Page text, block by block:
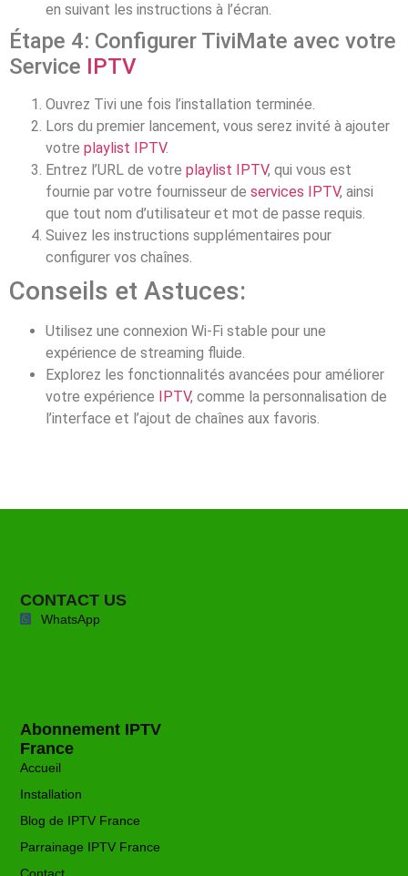
en suivant les instructions à l’écran.
Étape 4: Configurer TiviMate avec votre
Service IPTV
Ouvrez Tivi une fois l’installation terminée.
Lors du premier lancement, vous serez invité à ajouter
votre playlist IPTV.
Entrez l’URL de votre playlist IPTV, qui vous est
fournie par votre fournisseur de services IPTV, ainsi
que tout nom d’utilisateur et mot de passe requis.
Suivez les instructions supplémentaires pour
configurer vos chaînes.
Conseils et Astuces:
Utilisez une connexion Wi-Fi stable pour une
expérience de streaming fluide.
Explorez les fonctionnalités avancées pour améliorer
votre expérience
IPTV, comme la personnalisation de
l’interface et l’ajout de chaînes aux favoris.
Abonnement IPTV
France
Accueil
Installation
Blog de IPTV France
Parrainage IPTV France
CONTACT US
WhatsApp